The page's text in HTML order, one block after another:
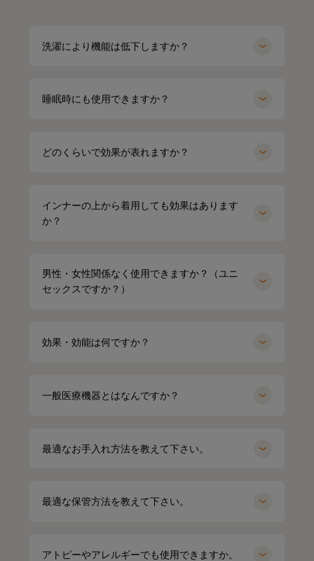
洗濯により機能は低下しますか？
睡眠時にも使用できますか？
どのくらいで効果が表れますか？
インナーの上から着用しても効果はあります
か？
男性・女性関係なく使用できますか？（ユニ
セックスですか？）
効果・効能は何ですか？
一般医療機器とはなんですか？
最適なお手入れ方法を教えて下さい。
最適な保管方法を教えて下さい。
アトピーやアレルギーでも使用できますか。
オーバーサイズTシャツ（ブラック）